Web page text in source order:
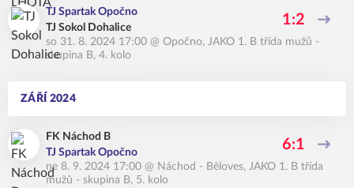
TJ Spartak Opočno
TJ Sokol Dohalice
1:2
so 31. 8. 2024 17:00 @ Opočno, JAKO 1. B třída mužů -
skupina B, 4. kolo
ZÁŘÍ 2024
FK Náchod B
TJ Spartak Opočno
6:1
ne 8. 9. 2024 17:00 @ Náchod - Běloves, JAKO 1. B třída
mužů - skupina B, 5. kolo